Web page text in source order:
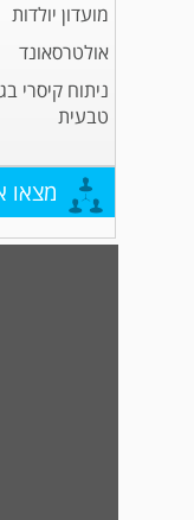
מועדון יולדות
אולטרסאונד
ניתוח קיסרי
טבעית
מצאו